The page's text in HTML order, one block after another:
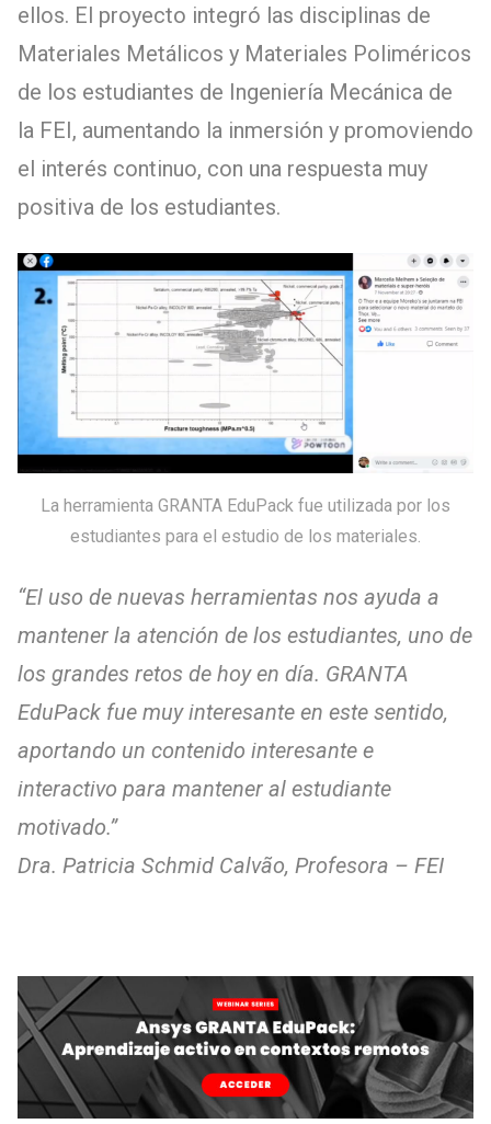
ellos. El proyecto integró las disciplinas de
Materiales Metálicos y Materiales Poliméricos
de los estudiantes de Ingeniería Mecánica de
la FEI, aumentando la inmersión y promoviendo
el interés continuo, con una respuesta muy
positiva de los estudiantes.
La herramienta GRANTA EduPack fue utilizada por los
estudiantes para el estudio de los materiales.
“El uso de nuevas herramientas nos ayuda a
mantener la atención de los estudiantes, uno de
los grandes retos de hoy en día. GRANTA
EduPack fue muy interesante en este sentido,
aportando un contenido interesante e
interactivo para mantener al estudiante
motivado.”
Dra. Patricia Schmid Calvão, Profesora – FEI